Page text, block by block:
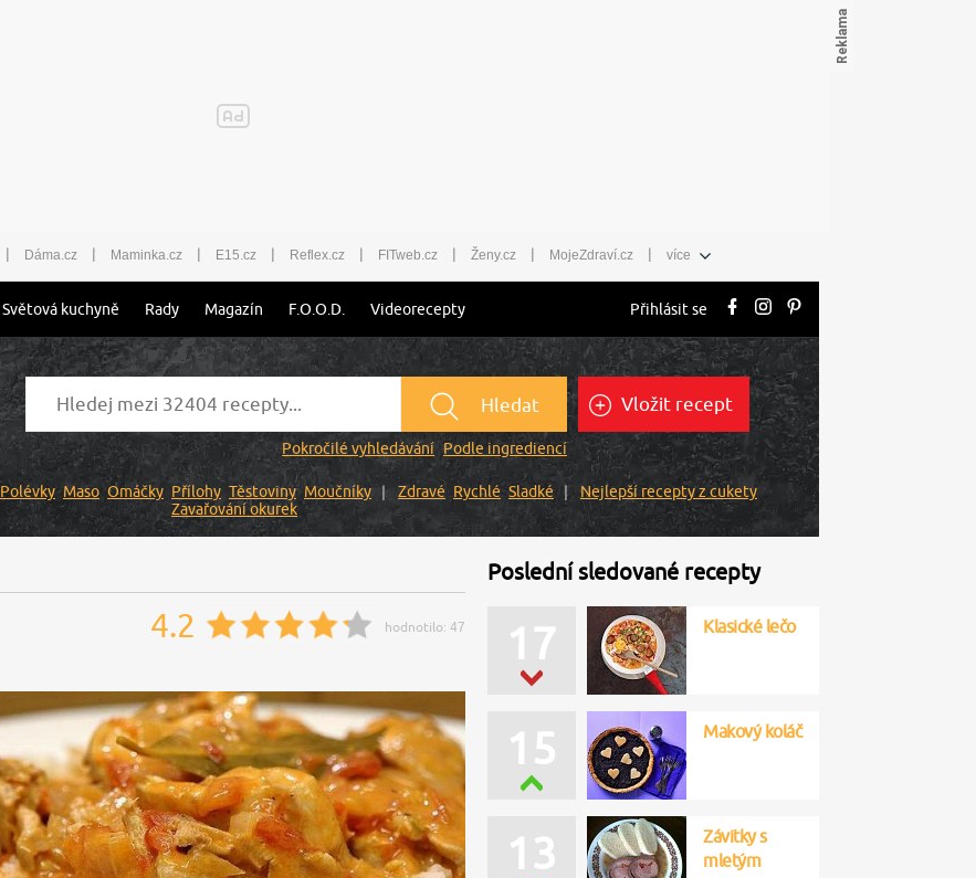
| Dáma.cz | Maminka.cz | E15.cz | Reflex.cz | FITweb.cz | Ženy.cz | MojeZdraví.cz | více
Světová kuchyně Rady Magazín F.O.O.D. Videorecepty Přihlásit se
Hledat
Pokročilé vyhledávání Podle ingrediencí
Vložit recept
Polévky Maso Omáčky Přílohy Těstoviny Moučníky Zdravé Rychlé Sladké
Nejlepší recepty z cukety
Zavařování okurek
4.2 hodnotilo: 47
Poslední sledované recepty
17 Klasické lečo
13
Závitky s
mletým
15 Makový koláč